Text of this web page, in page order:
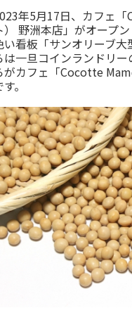
年5月17日、カフェ
） 野洲本店」がオープ
い看板「サンオリーブ
は一旦コインランドリ
がカフェ「Cocotte
。